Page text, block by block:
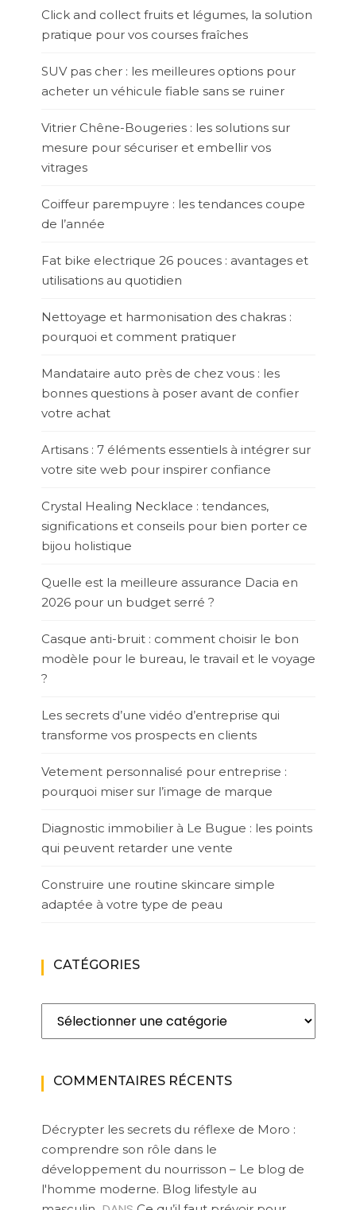
Click and collect fruits et légumes, la solution
pratique pour vos courses fraîches
SUV pas cher : les meilleures options pour
acheter un véhicule fiable sans se ruiner
Vitrier Chêne-Bougeries : les solutions sur
mesure pour sécuriser et embellir vos
vitrages
Coiffeur parempuyre : les tendances coupe
de l’année
Fat bike electrique 26 pouces : avantages et
utilisations au quotidien
Nettoyage et harmonisation des chakras :
pourquoi et comment pratiquer
Mandataire auto près de chez vous : les
bonnes questions à poser avant de confier
votre achat
Artisans : 7 éléments essentiels à intégrer sur
votre site web pour inspirer confiance
Crystal Healing Necklace : tendances,
significations et conseils pour bien porter ce
bijou holistique
Quelle est la meilleure assurance Dacia en
2026 pour un budget serré ?
Casque anti-bruit : comment choisir le bon
modèle pour le bureau, le travail et le voyage
?
Les secrets d’une vidéo d’entreprise qui
transforme vos prospects en clients
Vetement personnalisé pour entreprise :
pourquoi miser sur l’image de marque
Diagnostic immobilier à Le Bugue : les points
qui peuvent retarder une vente
Construire une routine skincare simple
adaptée à votre type de peau
CATÉGORIES
Catégories
COMMENTAIRES RÉCENTS
Décrypter les secrets du réflexe de Moro :
comprendre son rôle dans le
développement du nourrisson – Le blog de
l'homme moderne. Blog lifestyle au